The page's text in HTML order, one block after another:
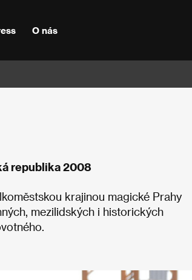
O nás
republika 2008
krajinou magické Prahy
mezilidských i historických